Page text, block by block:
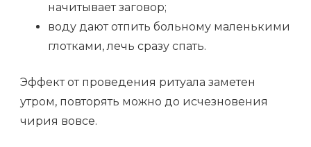
начитывает заговор;
воду дают отпить больному маленькими
глотками, лечь сразу спать.
Эффект от проведения ритуала заметен
утром, повторять можно до исчезновения
чирия вовсе.